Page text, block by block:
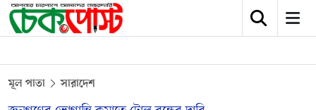
মূল পাতা সারাদেশ